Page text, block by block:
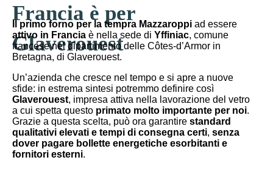
Francia è per
Glaverouest
Il primo forno per la tempra Mazzaroppi ad essere
attivo in Francia è nella sede di Yffiniac, comune
francese nel dipartimento delle Côtes-d’Armor in
Bretagna, di Glaverouest.
Un’azienda che cresce nel tempo e si apre a nuove
sfide: in estrema sintesi potremmo definire così
Glaverouest, impresa attiva nella lavorazione del vetro
a cui spetta questo primato molto importante per noi.
Grazie a questa scelta, può ora garantire standard
qualitativi elevati e tempi di consegna certi, senza
dover pagare bollette energetiche esorbitanti e
fornitori esterni.